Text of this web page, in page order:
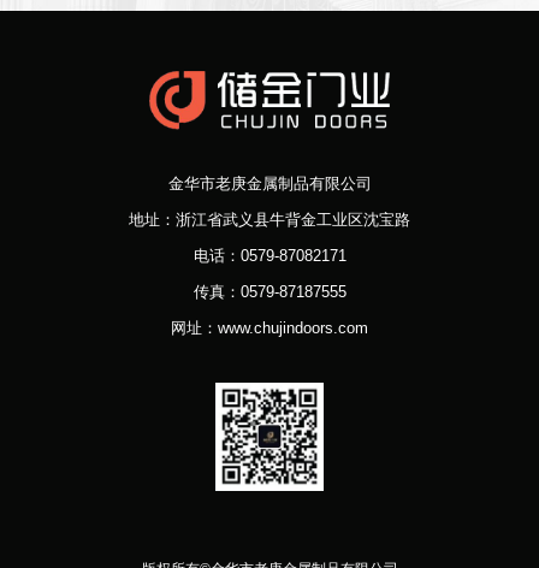
金华市老庚金属制品有限公司
地址：浙江省武义县牛背金工业区沈宝路
电话：0579-87082171
传真：0579-87187555
网址：www.chujindoors.com